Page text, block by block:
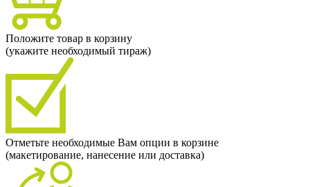
Положите товар в корзину
(укажите необходимый тираж)
Отметьте необходимые Вам опции в корзине
(макетирование, нанесение или доставка)